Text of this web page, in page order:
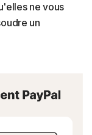
ne vous
un